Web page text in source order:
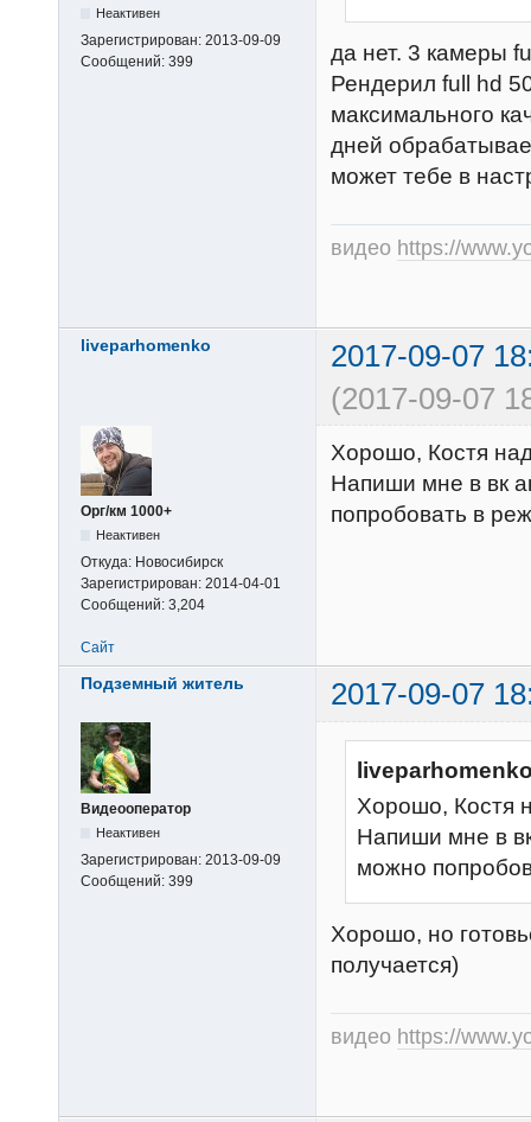
Неактивен
Зарегистрирован: 2013-09-09
Сообщений: 399
да нет. 3 камеры
Рендерил full hd
максимального
дней
может тебе в
видео https://
liveparhomenko
2017-09-07
(2017-09-07
Орг/км 1000+
Неактивен
Откуда: Новосибирск
Зарегистрирован: 2014-04-01
Сообщений: 3,204
Хорошо, Костя
Напиши мне в вк
попробовать в
Сайт
Подземный житель 2017-09-07
Видеооператор
Неактивен
Зарегистрирован: 2013-09-09
Сообщений: 399
Хорошо, Костя
Напиши мне в
можно
Хорошо, но
получается)
видео https://